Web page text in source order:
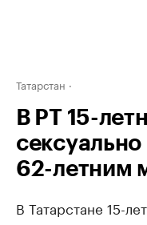
Татарстан
В РТ 15-
62-летним
В Татарстане 15-